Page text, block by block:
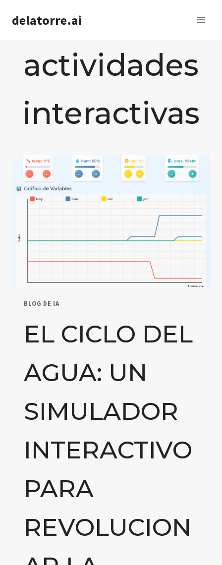
delatorre.ai
actividades
interactivas
BLOG DE IA
EL CICLO DEL
AGUA: UN
SIMULADOR
INTERACTIVO
PARA
REVOLUCION